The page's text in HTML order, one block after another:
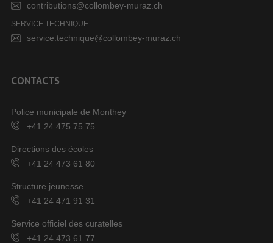
contributions@collombey-muraz.ch
SERVICE TECHNIQUE
service.technique@collombey-muraz.ch
CONTACTS
Police municipale de Monthey
+41 24 475 75 75
Directions des écoles
+41 24 473 61 80
Structure jeunesse
+41 24 471 91 31
Service officiel des curatelles
+41 24 473 61 77